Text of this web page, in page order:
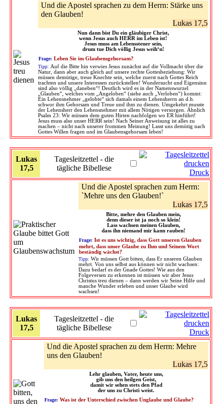
Und die Apostel sprachen zu dem Herrn: Stärke uns
den Glauben!
Lukas 17,5
Nun dann bist Du ein gläubiger Christ,
wenn Jesus auch HERR im Leben ist!
Jesus muss am Lebenssteuer sein,
drum tue Dich völlig Jesus weih‘n!
Frage: Leben Sie im Glaubensgehorsam?
Tipp: Auf die Bitte hin verwies Jesus zunächst auf die Vollmacht über die
Natur, dann aber auch gleich auf unsere rechte Gottesbeziehung: Wir
müssen demütige, treue Knechte sein, welche zuerst nach Gottes Reich
trachten und unsere Interessen zurückstellen! Wundersucht und Eigensinn
sind also völlig „daneben“! Deutlich wird es in der Namenswurzel
„Glauben“, welches vom „Angeloben“ (siehe auch „Verloben“) kommt:
Ein Lehensnehmer „gelobte“ sich damals einem Lehensherrn an d.h.
schwor ihm Gehorsam und Treue und ihm zu dienen. Umgekehrt musste
der Lehensherr den Lehensnehmer mit allem Nötigen versorgen. Ähnlich
Psalm 23: Wir müssen dem guten Hirten nachfolgen wo ER hinführt!
Jesus muss also unser HERR sein! Nach Seiner Anweisung ist alles zu
machen – nicht nach unserer frommen Meinung! Lasst uns demütig nach
Gottes Willen fragen und im Glaubensgehorsam leben!
Lukas
17,5
Tagesleitzettel - die
tägliche Bibellese
Druck
Und die Apostel sprachen zum Herrn:
`Mehre uns den Glauben!`
Lukas 17,5
Bitte, mehre den Glauben mein,
denn dieser ist ja noch so klein!
Lass wachsen meinen Glauben,
dass ihn niemand mir kann rauben!
Frage: Ist es uns wichtig, dass Gott unseren Glauben
mehrt, dass unser Glaube zu Ihm und Seinem Wort
beständig wächst?
Tipp: Wir müssen Gott bitten, dass Er unseren Glauben
mehrt. Von uns selbst aus können wir nicht wachsen:
Dazu bedarf es der Gnade Gottes! Wie aus den
Folgeversen zu erkennen ist müssen wir aber Jesus
Christus treu dienen – dann werden wir Seine Hilfe und
manche Wunder erleben und unser Glaube wird
wachsen!
Lukas
17,5
Tagesleitzettel - die
tägliche Bibellese
Druck
Und die Apostel sprachen zu dem Herrn: Mehre
uns den Glauben!
Lukas 17,5
Lehr glauben, Vater, heute uns,
gib uns den heilgen Geist,
damit wir sehen stets den Pfad
der uns zu Christi weist.
Frage: Was ist der Unterschied zwischen Unglaube und Glaube?